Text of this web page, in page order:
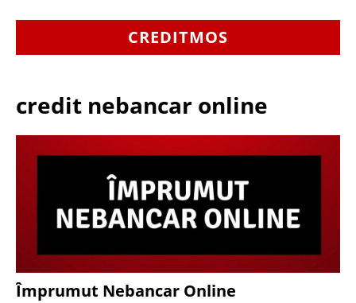
CREDITMOS
credit nebancar online
Împrumut Nebancar Online